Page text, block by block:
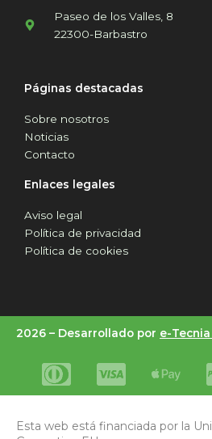
Paseo de los Valles, 8
22300-Barbastro
Páginas destacadas
Sobre nosotros
Noticias
Contacto
Enlaces legales
Aviso legal
Política de privacidad
Política de cookies
2026 – Desarrollado por e-
Esta web está financiada por la